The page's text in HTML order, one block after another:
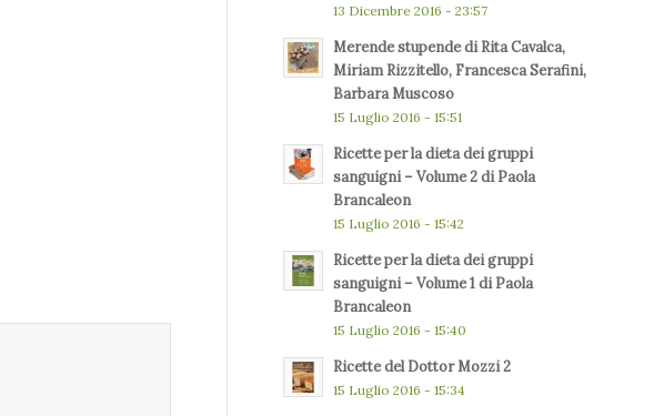
13 Dicembre 2016 - 23:57
Merende stupende di Rita Cavalca,
Miriam Rizzitello, Francesca Serafini,
Barbara Muscoso
15 Luglio 2016 - 15:51
Ricette per la dieta dei gruppi
sanguigni – Volume 2 di Paola
Brancaleon
15 Luglio 2016 - 15:42
Ricette per la dieta dei gruppi
sanguigni – Volume 1 di Paola
Brancaleon
15 Luglio 2016 - 15:40
Ricette del Dottor Mozzi 2
15 Luglio 2016 - 15:34